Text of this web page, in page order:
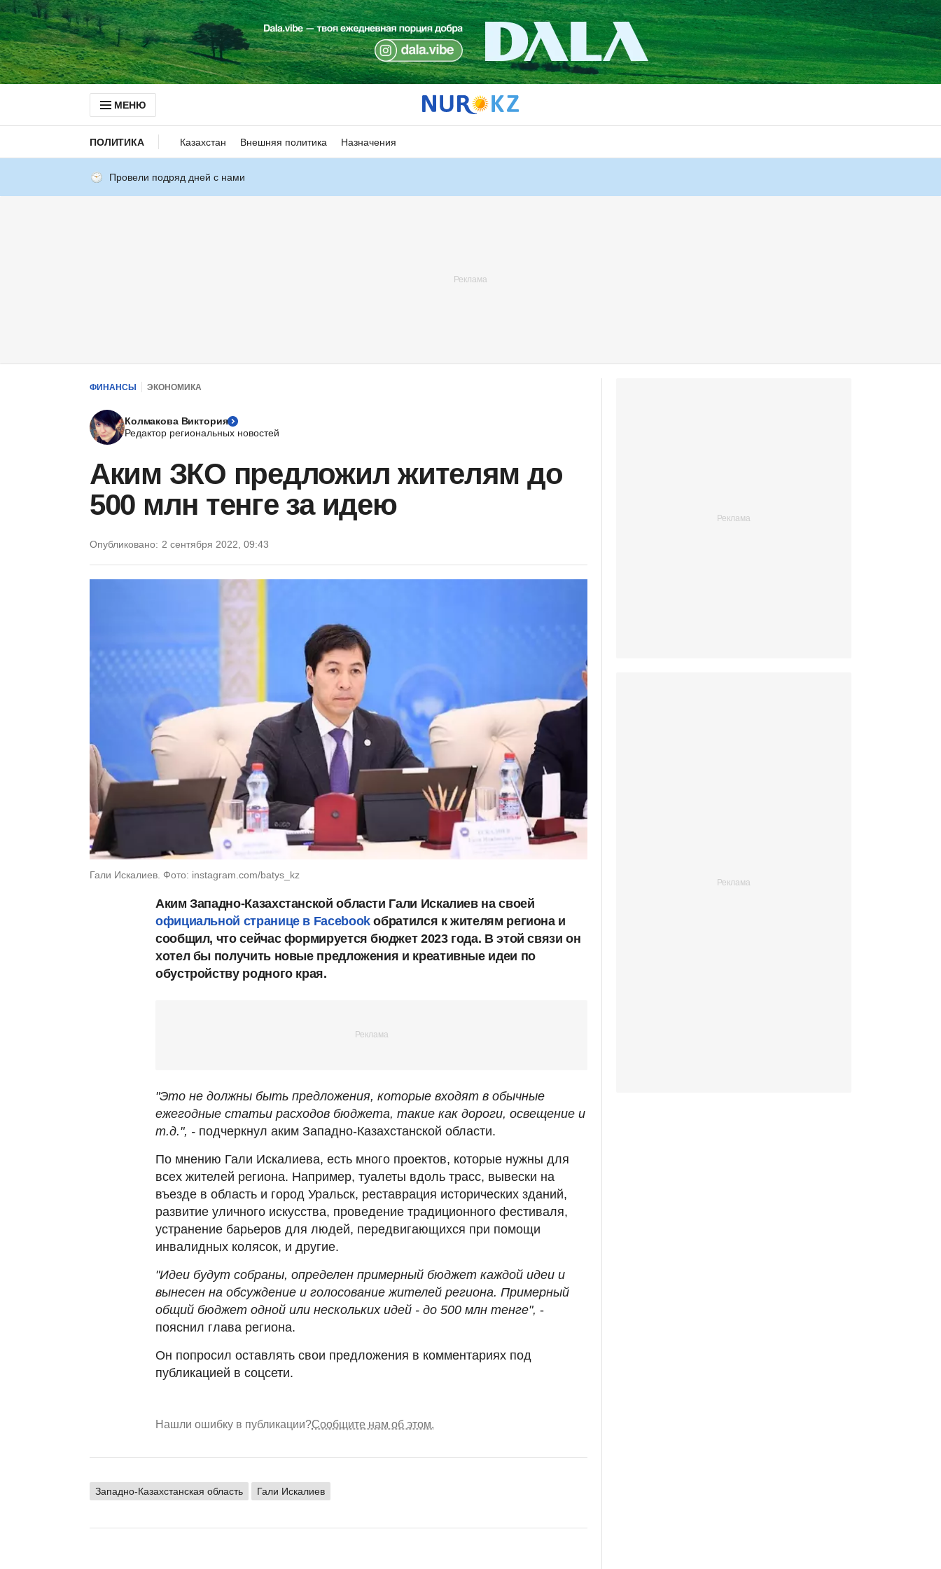
МЕНЮ
ПОЛИТИКА Казахстан Внешняя политика Назначения
Провели подряд дней с нами
ФИНАНСЫ ЭКОНОМИКА
Колмакова Виктория
Редактор региональных новостей
Аким ЗКО предложил жителям до
500 млн тенге за идею
Опубликовано: 2 сентября 2022, 09:43
Гали Искалиев. Фото: instagram.com/batys_kz
Аким Западно-Казахстанской области Гали Искалиев на своей
официальной странице в Facebookобратился к жителям региона и
сообщил, что сейчас формируется бюджет 2023 года. В этой связи он
хотел бы получить новые предложения и креативные идеи по
обустройству родного края.
"Это не должны быть предложения, которые входят в обычные
ежегодные статьи расходов бюджета, такие как дороги, освещение и
т.д.", - подчеркнул аким Западно-Казахстанской области.
По мнению Гали Искалиева, есть много проектов, которые нужны для
всех жителей региона. Например, туалеты вдоль трасс, вывески на
въезде в область и город Уральск, реставрация исторических зданий,
развитие уличного искусства, проведение традиционного фестиваля,
устранение барьеров для людей, передвигающихся при помощи
инвалидных колясок, и другие.
"Идеи будут собраны, определен примерный бюджет каждой идеи и
вынесен на обсуждение и голосование жителей региона. Примерный
общий бюджет одной или нескольких идей - до 500 млн тенге", -
пояснил глава региона.
Он попросил оставлять свои предложения в комментариях под
публикацией в соцсети.
Нашли ошибку в публикации?Сообщите нам об этом.
Западно-Казахстанская область Гали Искалиев